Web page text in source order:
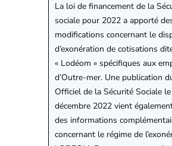
La loi de financement de la
sociale pour 2022 a apporté
modifications concernant le
d’exonération de cotisations
« Lodéom » spécifiques aux
d’Outre-mer. Une publication
Officiel de la Sécurité Sociale
décembre 2022 vient
des informations
concernant le régime de